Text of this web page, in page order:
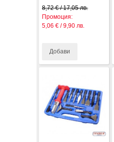
8,72 € / 17,05 лв.
Промоция:
5,06 € / 9,90 лв.
Добави